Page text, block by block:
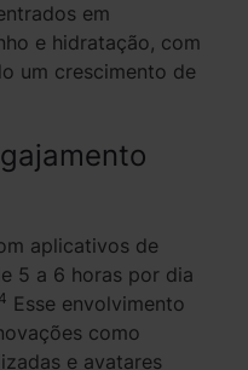
em
e hidratação, com
um crescimento de
aplicativos de
5 a 6 horas por dia
4 Esse envolvimento
como
e avatares